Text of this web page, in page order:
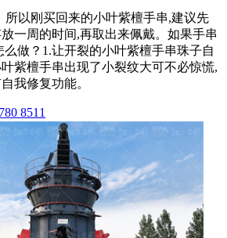
所以刚买回来的小叶紫檀手串,建议先
一周的时间,再取出来佩戴。如果手串
么做？1.让开裂的小叶紫檀手串珠子自
紫檀手串出现了小裂纹大可不必惊慌,
我修复功能。
8511